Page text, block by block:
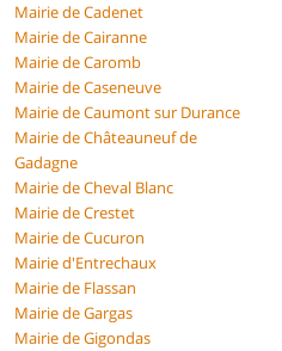
Mairie de Cadenet
Mairie de Cairanne
Mairie de Caromb
Mairie de Caseneuve
Mairie de Caumont sur Durance
Mairie de Châteauneuf de
Gadagne
Mairie de Cheval Blanc
Mairie de Crestet
Mairie de Cucuron
Mairie d'Entrechaux
Mairie de Flassan
Mairie de Gargas
Mairie de Gigondas